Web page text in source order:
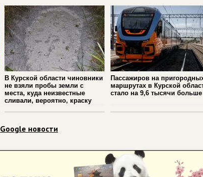
В Курской области чиновники
не взяли пробы земли с
места, куда неизвестные
сливали, вероятно, краску
Пассажиров на
маршрутах в Курской
стало на 9,6 тысячи больше
Google новости